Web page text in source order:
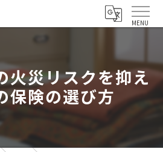
火災リスクを抑え
保険の選び方